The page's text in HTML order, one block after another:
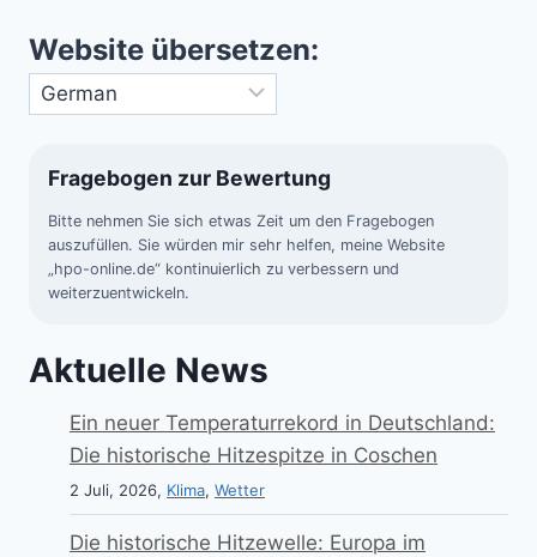
Website übersetzen:
Fragebogen zur Bewertung
Bitte nehmen Sie sich etwas Zeit um den Fragebogen
auszufüllen. Sie würden mir sehr helfen, meine Website
„hpo-online.de“ kontinuierlich zu verbessern und
weiterzuentwickeln.
Aktuelle News
Ein neuer Temperaturrekord in Deutschland:
Die historische Hitzespitze in Coschen
2 Juli, 2026, Klima, Wetter
Die historische Hitzewelle: Europa im